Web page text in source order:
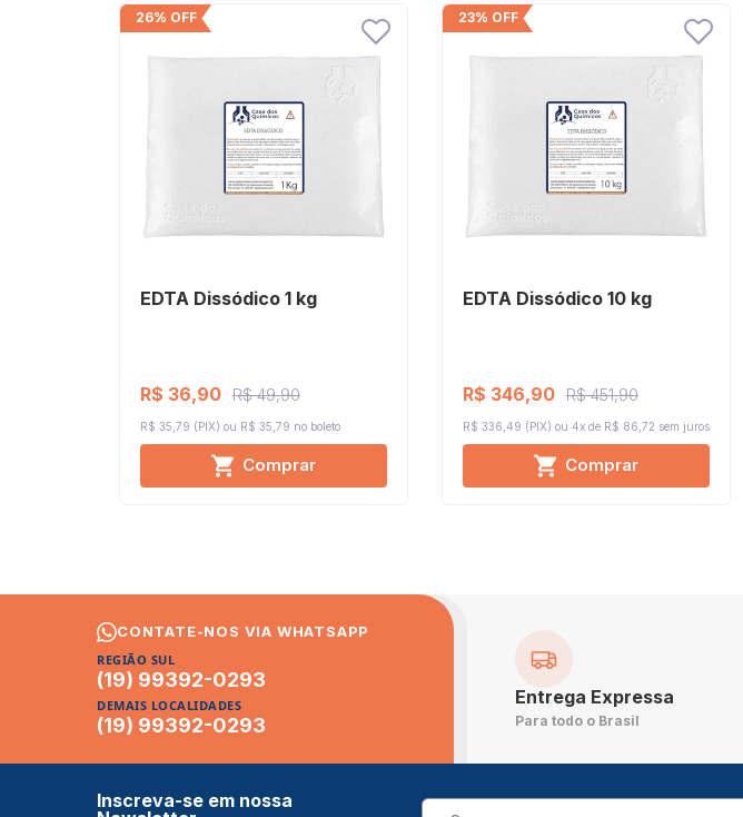
26% OFF
EDTA Dissódico 1 kg
R$ 49,90
R$ 36,90
R$ 35,79 (PIX) R$ 35,79 no boleto
Comprar
23% OFF
EDTA Dissódico 10 kg
R$ 451,90
R$ 346,90
R$ 336,49 (PIX) 4x de R$ 86,72 sem juros
Comprar
CONTATE-NOS VIA WHATSAPP
REGIÃO SUL
(19) 99392-0293
DEMAIS LOCALIDADES
(19) 99392-0293
Entrega Expressa
Para todo o Brasil
Inscreva-se em nossa